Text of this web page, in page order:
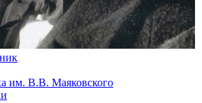
им. В.В. Маяковского